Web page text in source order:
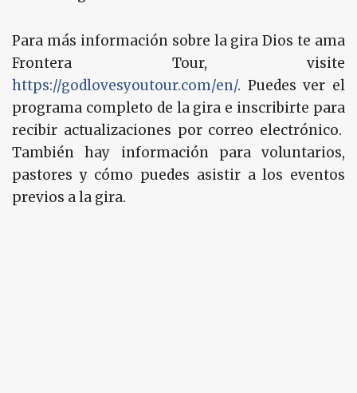
Para más información sobre la gira Dios te ama
Frontera Tour, visite
https://godlovesyoutour.com/en/. Puedes ver el
programa completo de la gira e inscribirte para
recibir actualizaciones por correo electrónico.
También hay información para voluntarios,
pastores y cómo puedes asistir a los eventos
previos a la gira.